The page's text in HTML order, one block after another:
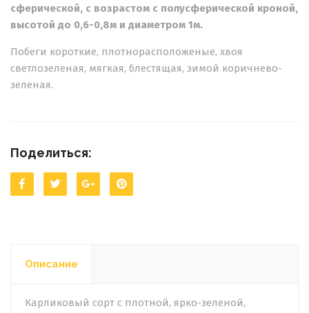
сферической, с возрастом с полусферической кроной,
высотой до 0,6-0,8м и диаметром 1м.
Побеги короткие, плотнорасположеные, хвоя
светлозеленая, мягкая, блестящая, зимой коричнево-
зеленая.
Поделиться:
Описание
Карликовый сорт с плотной, ярко-зеленой,